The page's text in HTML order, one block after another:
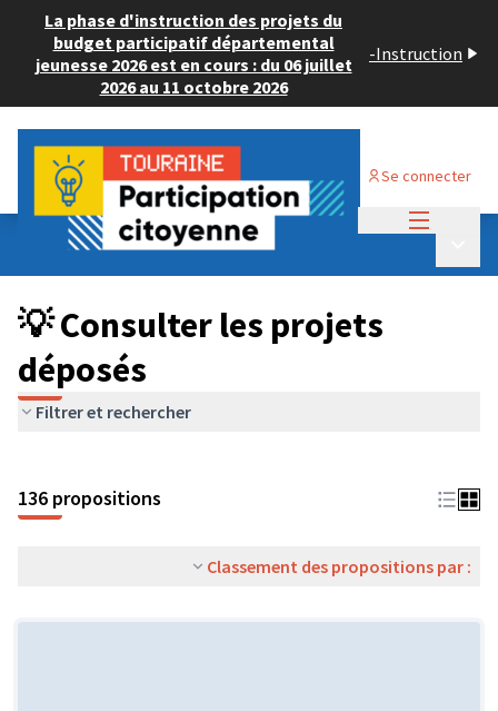
La phase d'instruction des projets du
budget participatif départemental
jeunesse 2026 est en cours : du 06 juillet
2026 au 11 octobre 2026
-Instruction
Se connecter
Budget Participatif JEUNESSE 2024
💡 Consulter les projets déposés
💡 Consulter les projets
déposés
Filtrer et rechercher
136 propositions
Classement des propositions par :